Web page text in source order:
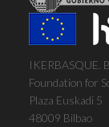
IKERBASQUE.
Foundation for
Plaza Euskadi 5
48009 Bilbao